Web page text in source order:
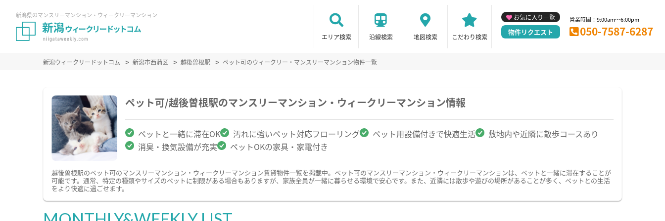
新潟県のマンスリーマンション・ウィークリーマンション
エリア検索 沿線検索 地図検索 こだわり検索
お気に入り一覧
物件リクエスト
営業時間：9:00am～6:00pm
050-7587-6287
新潟ウィークリードットコム 新潟市西蒲区 越後曽根駅 ペット可のウィークリー・マンスリーマンション物件一覧
ペット可/越後曽根駅のマンスリーマンション・ウィークリーマンション情報
ペットと一緒に滞在OK 汚れに強いペット対応フローリング ペット用設備付きで快適生活
敷地内や近隣に散歩コースあり
消臭・換気設備が充実
ペットOKの家具・家電付き
越後曽根駅のペット可のマンスリーマンション・ウィークリーマンション賃貸物件一覧を掲載中。ペット可のマンスリーマンション・ウィークリーマンションは、ペットと一緒に滞在することが
可能です。通常、特定の種類やサイズのペットに制限がある場合もありますが、家族全員が一緒に暮らせる環境で安心です。また、近隣には散歩や遊びの場所があることが多く、ペットとの生活
をより快適に過ごせます。